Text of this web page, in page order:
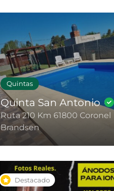
Quintas
Quinta San Antonio
Ruta 210 Km 61800 Coronel
Brandsen
Destacado